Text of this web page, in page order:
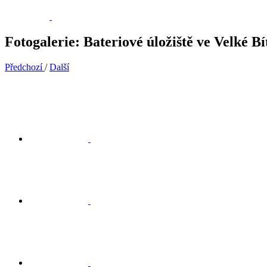
Fotogalerie: Bateriové úložiště ve Velké
Předchozí / Další